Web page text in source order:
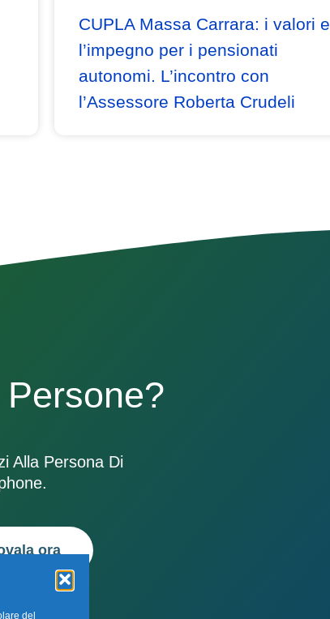
del
CUPLA Massa Carrara: i valori e
l’impegno per i pensionati
autonomi. L’incontro con
l’Assessore Roberta Crudeli
Alla Persona Di
ora